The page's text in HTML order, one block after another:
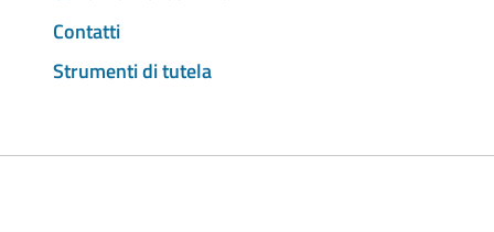
Contatti
Strumenti di tutela